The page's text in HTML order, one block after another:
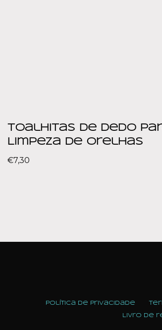
Toalhitas de Dedo
Limpeza de Orelhas
€7,30
Política de Privacidade
Livro de